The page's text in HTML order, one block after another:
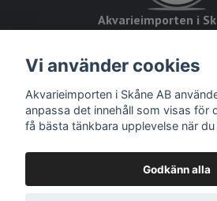
Akvarieimporten i
28234 Tyringe
Org.nr: 559093-
Vi använder cookies
Akvarieimporten i Skåne AB
anpassa det innehåll som visas för
få bästa tänkbara upplevelse när
Godkänn alla